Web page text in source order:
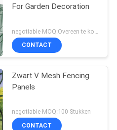
For Garden Decoration
CONTACT
Zwart V Mesh Fencing
Panels
negotiable MOQ:100 Stukken
CONTACT